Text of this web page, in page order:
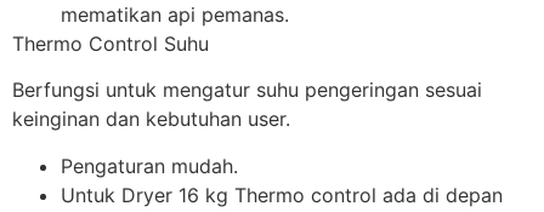
mematikan api pemanas.
Thermo Control Suhu
Berfungsi untuk mengatur suhu pengeringan sesuai
keinginan dan kebutuhan user.
Pengaturan mudah.
Untuk Dryer 16 kg Thermo control ada di depan